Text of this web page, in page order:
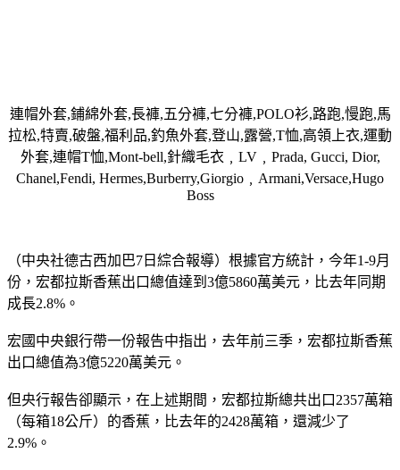
連帽外套,鋪綿外套,長褲,五分褲,七分褲,POLO衫,路跑,慢跑,馬
拉松,特賣,破盤,福利品,釣魚外套,登山,露營,T恤,高領上衣,運動
外套,連帽T恤,Mont-bell,針織毛衣﹐LV﹐Prada, Gucci, Dior,
Chanel,Fendi, Hermes,Burberry,Giorgio﹐Armani,Versace,Hugo
Boss
（中央社德古西加巴7日綜合報導）根據官方統計，今年1-9月
份，宏都拉斯香蕉出口總值達到3億5860萬美元，比去年同期
成長2.8%。
宏國中央銀行帶一份報告中指出，去年前三季，宏都拉斯香蕉
出口總值為3億5220萬美元。
但央行報告卻顯示，在上述期間，宏都拉斯總共出口2357萬箱
（每箱18公斤）的香蕉，比去年的2428萬箱，還減少了
2.9%。